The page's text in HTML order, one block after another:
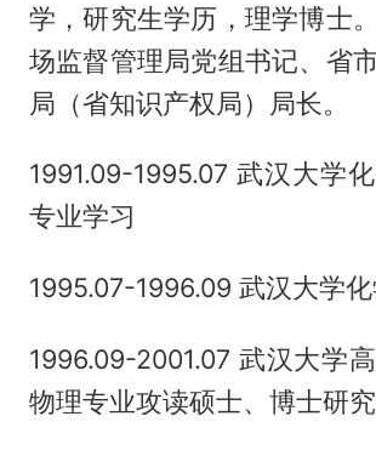
学，研究生学历，理学博士
场监督管理局党组书记、省
局（省知识产权局）局长。
1991.09-1995.07 武汉大学
专业学习
1995.07-1996.09 武汉大学
1996.09-2001.07 武汉大学
物理专业攻读硕士、博士研